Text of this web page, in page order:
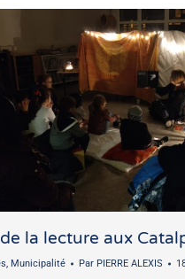
la lecture aux
, Municipalité Par PIERRE ALEXIS